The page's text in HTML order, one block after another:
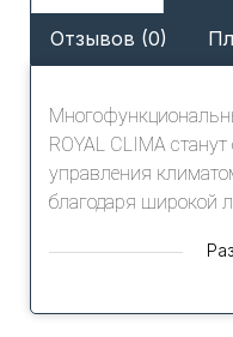
Отзывов (0)
ROYAL CLIMA
управления
благодаря широкой
ультракомпактным